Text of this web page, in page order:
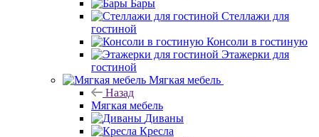
Бары
Стеллажи для
гостиной
Консоли в гостиную
Этажерки для
гостиной
Мягкая мебель
Назад
Мягкая мебель
Диваны
Кресла